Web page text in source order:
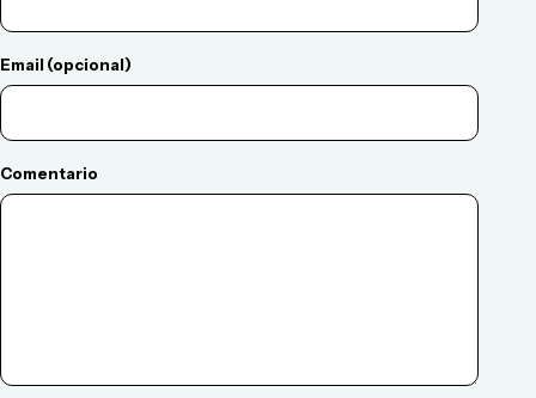
Email (opcional)
Comentario